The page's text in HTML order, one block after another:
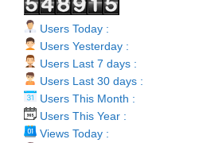
Users Today :
Users Yesterday :
Users Last 7 days :
Users Last 30 days :
Users This Month :
Users This Year :
Views Today :